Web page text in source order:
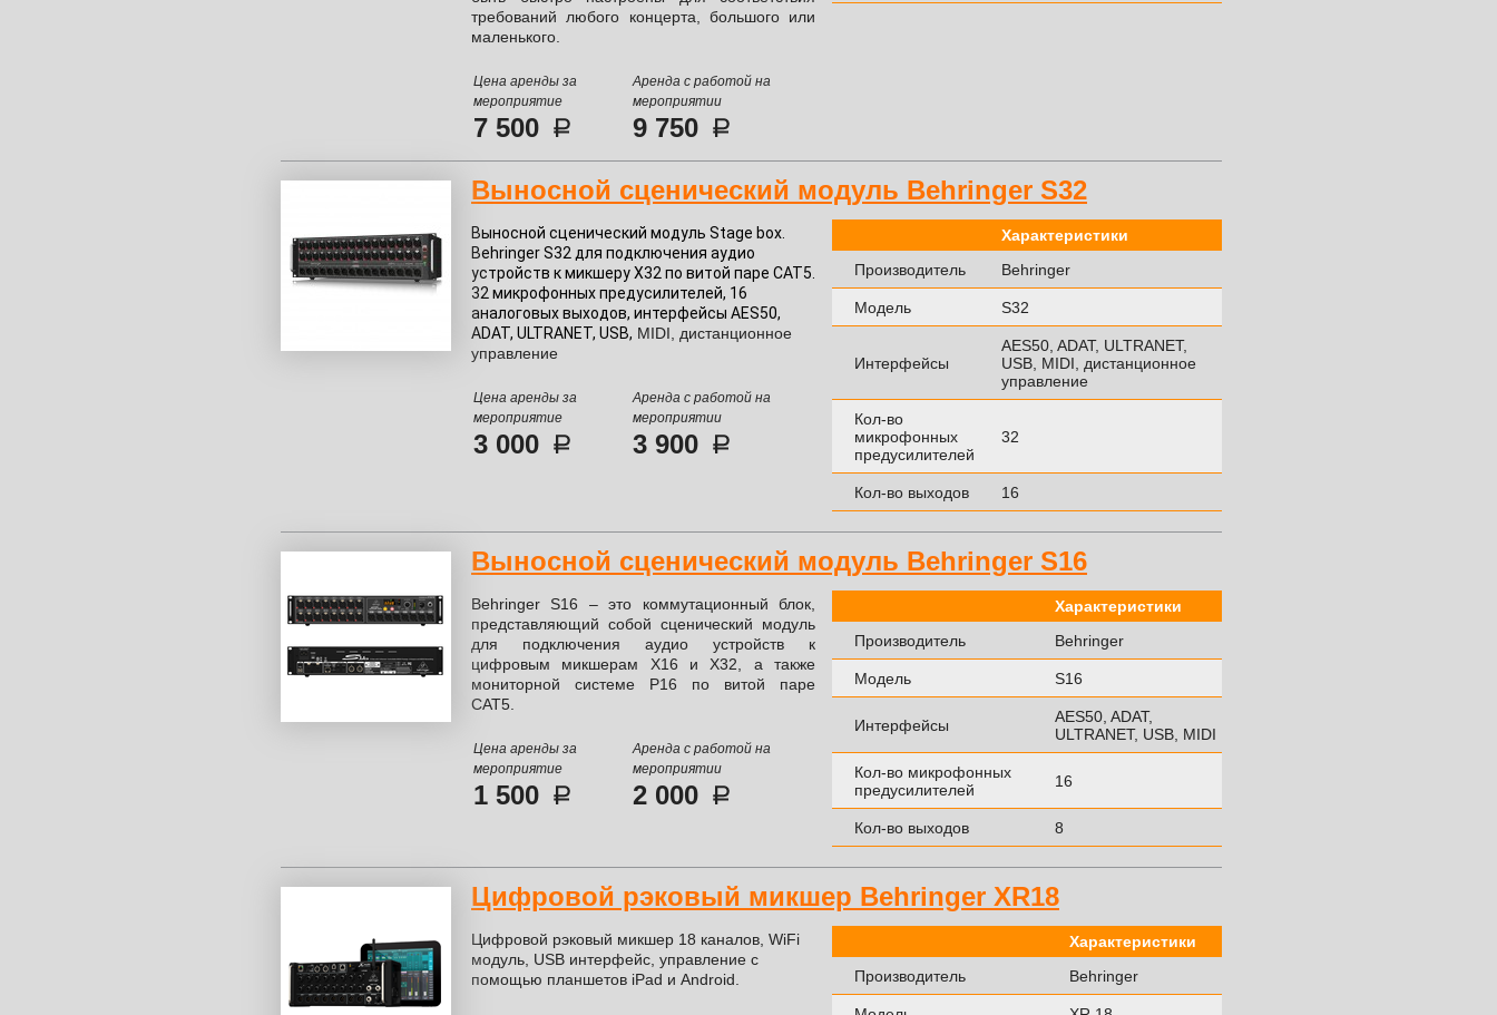
требований любого концерта, большого или
маленького.
Цена аренды за
мероприятие
Аренда с работой на
мероприятии
7 500 9 750
Выносной сценический модуль Behringer S32
Характеристики
Производитель
Behringer
Модель S32
Интерфейсы
AES50, ADAT, ULTRANET,
USB, MIDI, дистанционное
управление
Кол-во
микрофонных
предусилителей
32
Кол-во выходов 16
Выносной сценический модуль Stage box.
Behringer S32 для подключения аудио
устройств к микшеру X32 по витой паре CAT5.
32 микрофонных предусилителей, 16
аналоговых выходов, интерфейсы AES50,
ADAT, ULTRANET, USB, MIDI, дистанционное
управление
Цена аренды за
мероприятие
Аренда с работой на
мероприятии
3 000 3 900
Выносной сценический модуль Behringer S16
Характеристики
Производитель
Behringer
Модель S16
Интерфейсы
AES50, ADAT,
ULTRANET, USB, MIDI
Кол-во микрофонных
предусилителей
16
Кол-во выходов 8
Behringer S16 – это коммутационный блок,
представляющий собой сценический модуль
для подключения аудио устройств к
цифровым микшерам X16 и X32, а также
мониторной системе P16 по витой паре
CAT5.
Цена аренды за
мероприятие
Аренда с работой на
мероприятии
1 500 2 000
Цифровой рэковый микшер Behringer XR18
Характеристики
Производитель
Behringer
Цифровой рэковый микшер 18 каналов, WiFi
модуль, USB интерфейс, управление с
помощью планшетов iPad и Android.